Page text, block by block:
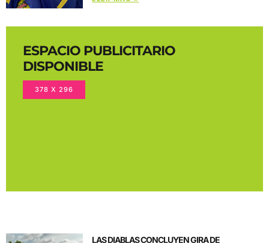
ESPACIO PUBLICITARIO
DISPONIBLE
378 X 296
LAS DIABLAS CONCLUYEN GIRA DE